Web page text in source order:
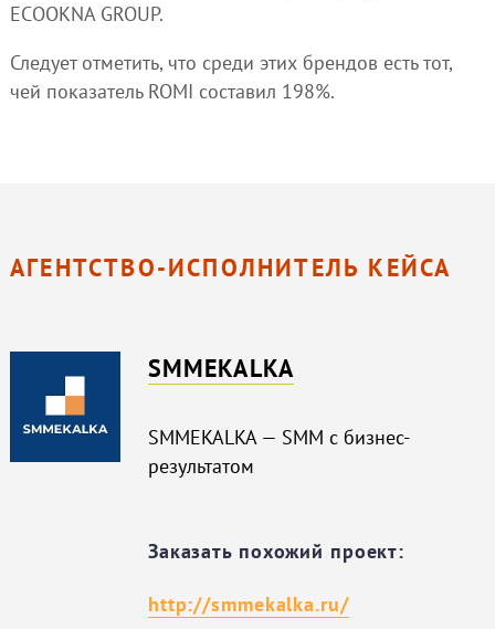
ECOOKNA GROUP.
Следует отметить, что среди этих брендов есть тот,
чей показатель ROMI составил 198%.
АГЕНТСТВО-ИСПОЛНИТЕЛЬ КЕЙСА
SMMEKALKA
SMMEKALKA — SMM c бизнес-
результатом
Заказать похожий проект:
http://smmekalka.ru/